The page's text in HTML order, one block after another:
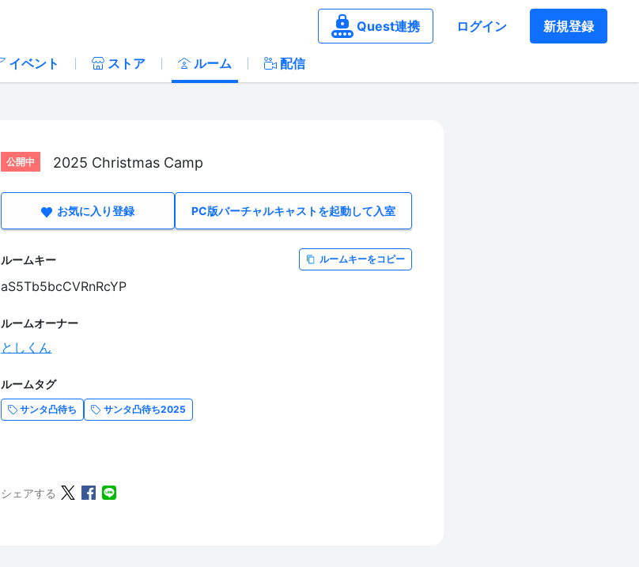
Quest連携 ログイン 新規登録
イベント ストア ルーム 配信
公開中 2025 Christmas Camp
お気に入り登録 PC版バーチャルキャストを起動して入室
ルームキー ルームキーをコピー
aS5Tb5bcCVRnRcYP
ルームオーナー
としくん
ルームタグ
サンタ凸待ち サンタ凸待ち2025
シェアする